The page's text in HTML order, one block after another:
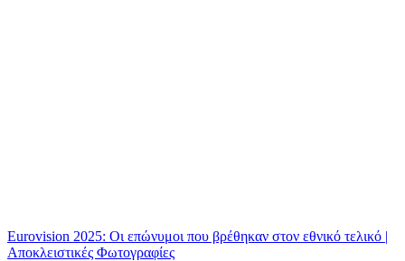
Eurovision 2025: Οι επώνυμοι που βρέθηκαν στον εθνικό τελικό |
Αποκλειστικές Φωτογραφίες